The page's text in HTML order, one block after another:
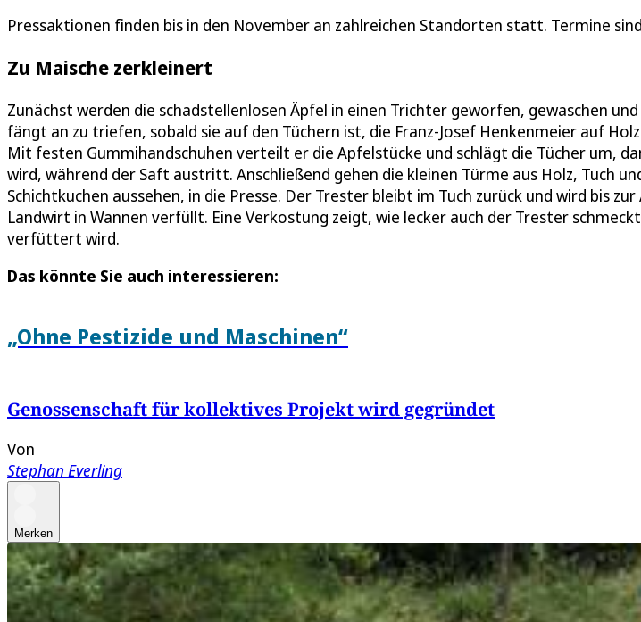
Pressaktionen finden bis in den November an zahlreichen Standorten statt. Termine sind
Zu Maische zerkleinert
Zunächst werden die schadstellenlosen Äpfel in einen Trichter geworfen, gewaschen
fängt an zu triefen, sobald sie auf den Tüchern ist, die Franz-Josef Henkenmeier auf
Mit festen Gummihandschuhen verteilt er die Apfelstücke und schlägt die Tücher um,
wird, während der Saft austritt. Anschließend gehen die kleinen Türme aus Holz, Tuch
Schichtkuchen aussehen, in die Presse. Der Trester bleibt im Tuch zurück und wird bis
Landwirt in Wannen verfüllt. Eine Verkostung zeigt, wie lecker auch der Trester
verfüttert wird.
Das könnte Sie auch interessieren:
„Ohne Pestizide und Maschinen“
Genossenschaft für kollektives Projekt wird gegründet
Von
Stephan Everling
Merken